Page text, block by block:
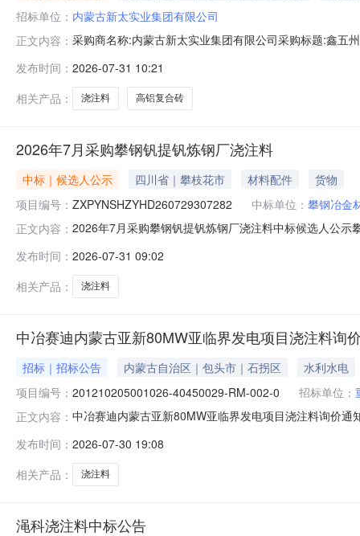
招标单位： 内蒙古新太实业集团有限公司
正文内容： 采购商名称:内蒙古新太实业集团有限公司采购标题:鑫五
发布时间： 2026-07-31 10:21
相关产品：
浇注料 高铝复合砖
2026年7月采购攀钢钒提钒炼钢厂浇注料
中标｜候选人公示 四川省｜攀枝花市 材料配件
货物
项目编号： ZXPYNSHZYHD260729307282 中标单位： 攀钢冶金
正文内容： 2026年7月采购攀钢钒提钒炼钢厂浇注料中标候选人公
标。根据评标委员会的评标意见，并经招标人确认，现
发布时间： 2026-07-31 09:02
相关产品：
浇注料
中冶赛迪内蒙古亚新80MW亚临界发电项目浇注料询
招标｜招标公告 内蒙古自治区｜包头市｜石拐区
水利水电
项目编号： 201210205001026-40450029-RM-002-0 招标单位：
正文内容： 中冶赛迪内蒙古亚新80MW亚临界发电项目浇注料询价
石拐区询价通知书编码:20260714674询价通知书名称:
发布时间： 2026-07-30 19:08
相关产品：
浇注料
渑科浇注料中标公告